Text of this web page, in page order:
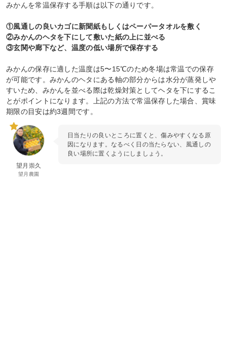
みかんを常温保存する手順は以下の通りです。
①風通しの良いカゴに新聞紙もしくはペーパータオルを敷く
②みかんのヘタを下にして敷いた紙の上に並べる
③玄関や廊下など、温度の低い場所で保存する
みかんの保存に適した温度は5〜15℃のため冬場は常温での保存
が可能です。みかんのヘタにある軸の部分からは水分が蒸発しや
すいため、みかんを並べる際は乾燥対策としてヘタを下にするこ
とがポイントになります。上記の方法で常温保存した場合、賞味
期限の目安は約3週間です。
望月崇久
望月農園
日当たりの良いところに置くと、傷みやすくなる原
因になります。なるべく日の当たらない、風通しの
良い場所に置くようにしましょう。